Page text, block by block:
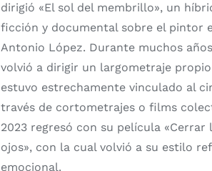
dirigió «El sol del membrillo», un
ficción y documental sobre el pintor
Antonio López. Durante muchos
volvió a dirigir un largometraje
estuvo estrechamente vinculado al
través de cortometrajes o films
2023 regresó con su película «Cerrar
ojos», con la cual volvió a su estilo
emocional.